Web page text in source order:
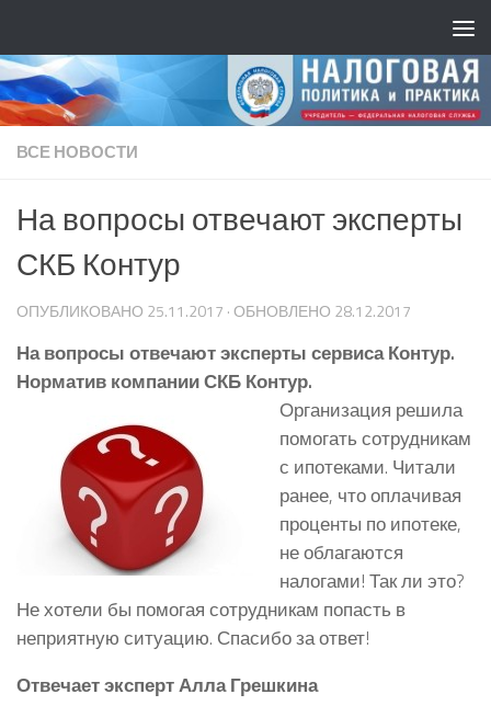
ВСЕ НОВОСТИ
На вопросы отвечают эксперты
СКБ Контур
ОПУБЛИКОВАНО 25.11.2017 · ОБНОВЛЕНО 28.12.2017
На вопросы отвечают эксперты сервиса Контур.
Норматив компании СКБ Контур.
Организация решила
помогать сотрудникам
с ипотеками. Читали
ранее, что оплачивая
проценты по ипотеке,
не облагаются
налогами! Так ли это?
Не хотели бы помогая сотрудникам попасть в
неприятную ситуацию. Спасибо за ответ!
Отвечает эксперт Алла Грешкина